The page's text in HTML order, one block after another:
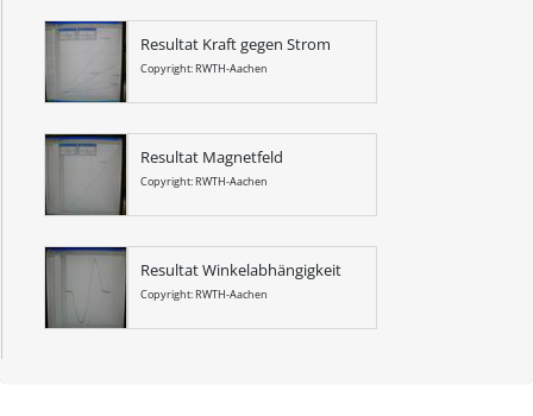
Resultat Kraft gegen Strom
Copyright: RWTH-Aachen
Resultat Magnetfeld
Copyright: RWTH-Aachen
Resultat Winkelabhängigkeit
Copyright: RWTH-Aachen